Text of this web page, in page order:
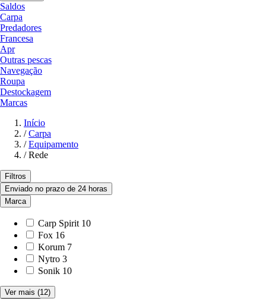
Saldos
Carpa
Predadores
Francesa
Apr
Outras pescas
Navegação
Roupa
Destockagem
Marcas
Início
/ Carpa
/ Equipamento
/ Rede
Filtros
Enviado no prazo de 24 horas
Marca
Carp Spirit 10
Fox 16
Korum 7
Nytro 3
Sonik 10
Ver mais (12)